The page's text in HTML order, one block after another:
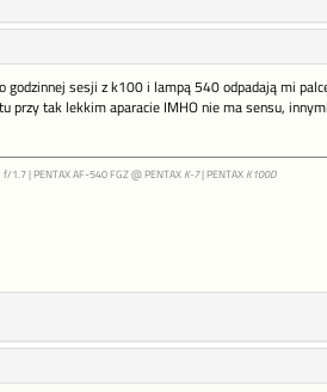
godzinnej sesji z k100 i lampą 540 odpadają mi
przy tak lekkim aparacie IMHO nie ma sensu,
| PENTAX AF-540 FGZ @ PENTAX K-7| PENTAX K100D